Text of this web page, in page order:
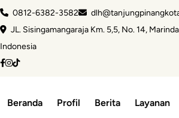
0812-6382-3582
JL. Sisingamangaraja Km. 5,5, No. 14,
Indonesia
Beranda Profil Berita Layanan